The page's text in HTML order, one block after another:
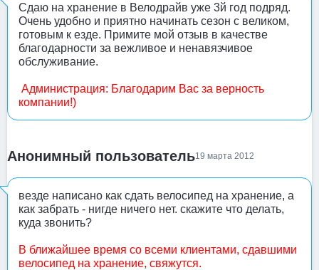
Сдаю на хранение в Велодрайв уже 3й год подряд.
Очень удобно и приятно начинать сезон с великом,
готовым к езде. Примите мой отзыв в качестве
благодарности за вежливое и ненавязчивое
обслуживание.
Администрация: Благодарим Вас за верность
компании!)
Анонимный пользователь19 марта 2012
везде написано как сдать велосипед на хранение, а
как забрать - нигде ничего нет. скажите что делать,
куда звонить?
В ближайшее время со всеми клиентами, сдавшими
велосипед на хранение, свяжутся.